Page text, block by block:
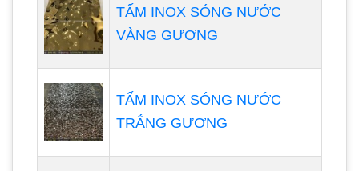
TẤM INOX SÓNG NƯỚC
VÀNG GƯƠNG
TẤM INOX SÓNG NƯỚC
TRẮNG GƯƠNG